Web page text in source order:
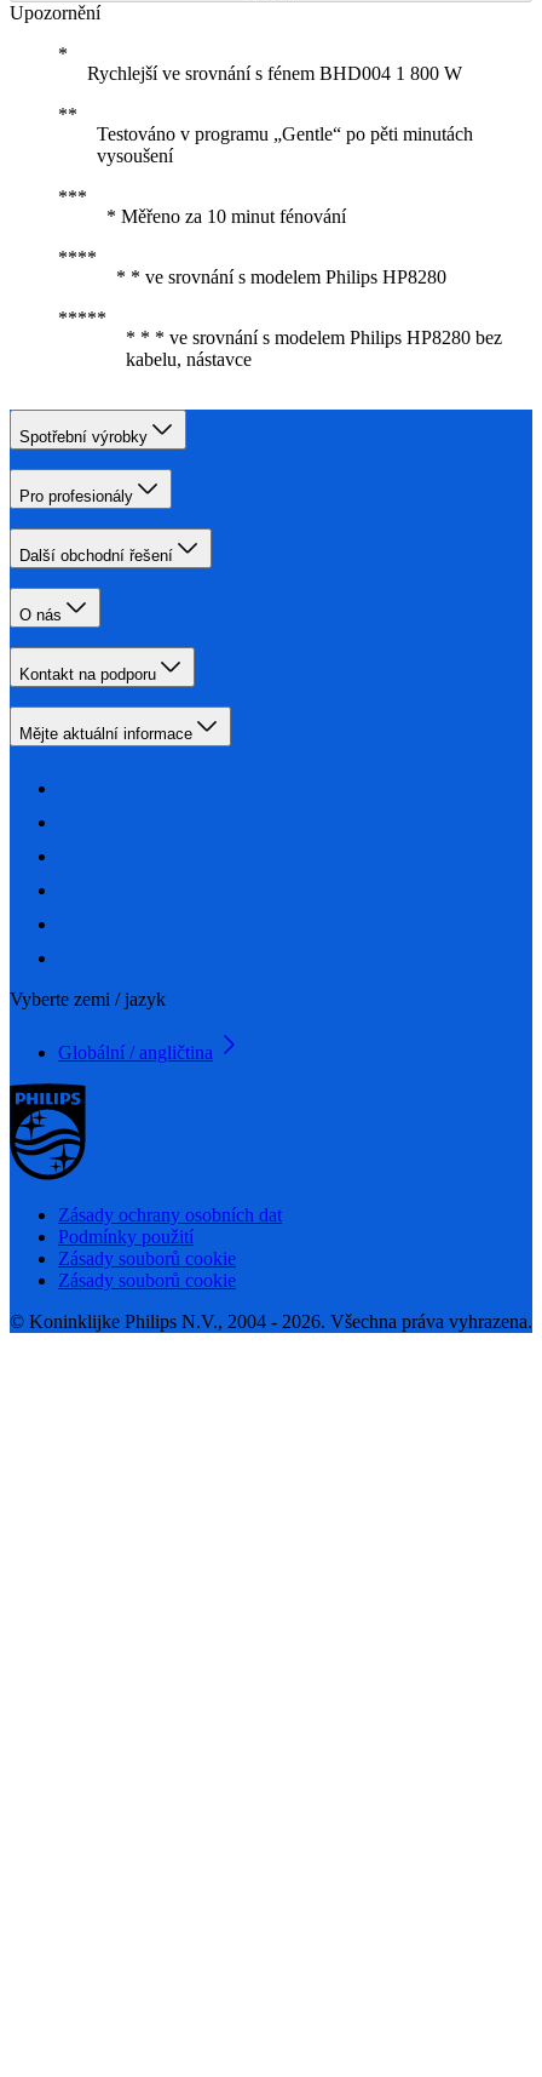
Upozornění
Rychlejší ve srovnání s fénem BHD004 1 800 W
Testováno v programu „Gentle“ po pěti minutách
vysoušení
* Měřeno za 10 minut fénování
* * ve srovnání s modelem Philips HP8280
* * * ve srovnání s modelem Philips HP8280 bez
kabelu, nástavce
Spotřební výrobky
Pro profesionály
Další obchodní řešení
O nás
Kontakt na podporu
Mějte aktuální informace
Vyberte zemi / jazyk
Globální / angličtina
Zásady ochrany osobních dat
Podmínky použití
Zásady souborů cookie
Zásady souborů cookie
© Koninklijke Philips N.V., 2004 - 2026. Všechna práva vyhrazena.